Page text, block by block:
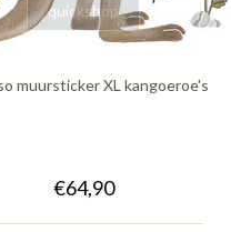
quickshop
muursticker XL kangoeroe's
€64,90